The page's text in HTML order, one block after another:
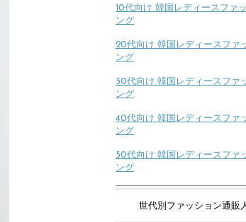
10代向け 韓国レディースファ
ング
20代向け 韓国レディースファ
ング
30代向け 韓国レディースファ
ング
40代向け 韓国レディースファ
ング
50代向け 韓国レディースファ
ング
世代別ファッション通販